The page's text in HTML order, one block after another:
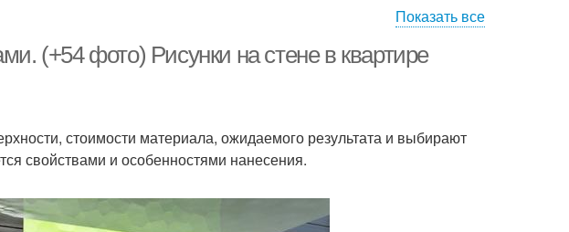
краска
Показать все
(+54 фото) Рисунки на стене в квартире
стоимости материала, ожидаемого результата и выбирают
свойствами и особенностями нанесения.